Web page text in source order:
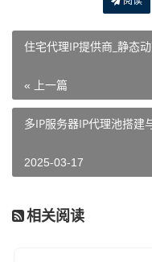
住宅代理IP提供商_静态
« 上一篇
多IP服务器IP代理池搭建
2025-03-17
相关阅读